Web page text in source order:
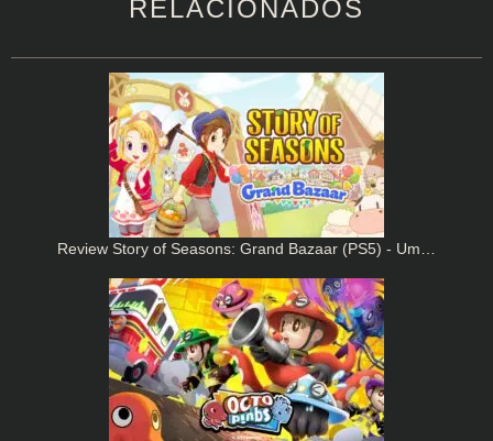
RELACIONADOS
Review Story of Seasons: Grand Bazaar (PS5) - Um…